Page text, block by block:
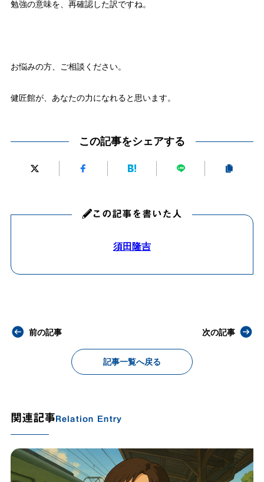
勉強の意味を、再確認した訳ですね。
お悩みの方、ご相談ください。
健匠館が、あなたの力になれると思います。
この記事をシェアする
この記事を書いた人
須田隆吉
前の記事
記事一覧へ戻る
次の記事
関連記事Relation Entry